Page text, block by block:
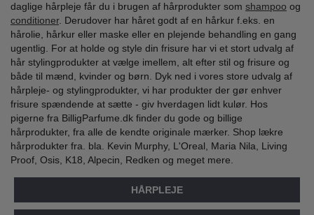
daglige hårpleje får du i brugen af hårprodukter som shampoo og
conditioner. Derudover har håret godt af en hårkur f.eks. en
hårolie, hårkur eller maske eller en plejende behandling en gang
ugentlig. For at holde og style din frisure har vi et stort udvalg af
hår stylingprodukter at vælge imellem, alt efter stil og frisure og
både til mænd, kvinder og børn. Dyk ned i vores store udvalg af
hårpleje- og stylingprodukter, vi har produkter der gør enhver
frisure spændende at sætte - giv hverdagen lidt kulør. Hos
pigerne fra BilligParfume.dk finder du gode og billige
hårprodukter, fra alle de kendte originale mærker. Shop lækre
hårprodukter fra. bla. Kevin Murphy, L'Oreal, Maria Nila, Living
Proof, Osis, K18, Alpecin, Redken og meget mere.
HÅRPLEJE